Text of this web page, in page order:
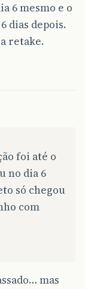
6 mesmo e o
dias depois.
retake.
foi até o
no dia 6
só chegou
com
mas